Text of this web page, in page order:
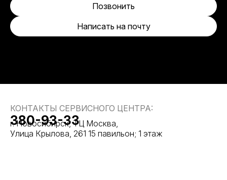
Написать на почту
Позвонить
КОНТАКТЫ СЕРВИСНОГО ЦЕНТРА:
г. Новосибирск, ТЦ Москва,
Улица Крылова, 261 15 павильон; 1 этаж
380-93-33